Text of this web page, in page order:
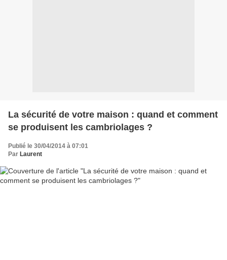
La sécurité de votre maison : quand et comment
se produisent les cambriolages ?
Publié le 30/04/2014 à 07:01
Par Laurent